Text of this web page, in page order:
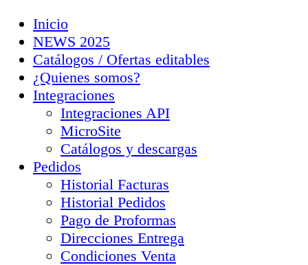
Inicio
NEWS 2025
Catálogos / Ofertas editables
¿Quienes somos?
Integraciones
Integraciones API
MicroSite
Catálogos y descargas
Pedidos
Historial Facturas
Historial Pedidos
Pago de Proformas
Direcciones Entrega
Condiciones Venta